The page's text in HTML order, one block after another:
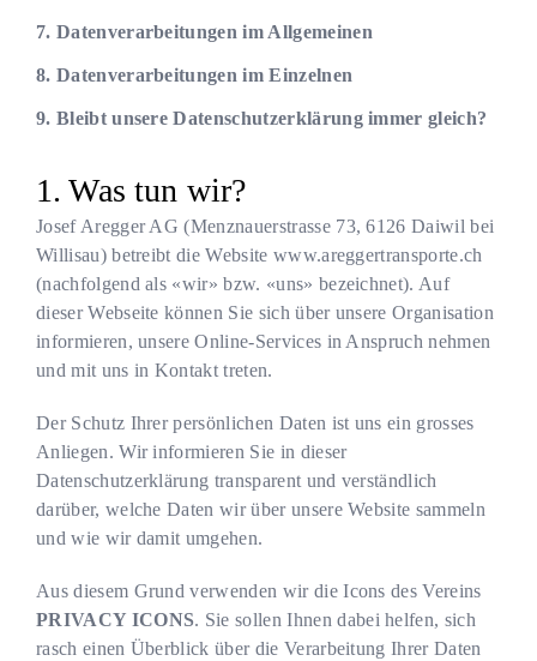
7. Datenverarbeitungen im Allgemeinen
8. Datenverarbeitungen im Einzelnen
9. Bleibt unsere Datenschutzerklärung immer gleich?
Was tun wir?
Josef Aregger AG (Menznauerstrasse 73,6126 Daiwil bei
Willisau) betreibt die Website www.areggertransporte.ch
(nachfolgend als «wir» bzw. «uns» bezeichnet). Auf
dieser Webseite können Sie sich über unsere Organisation
informieren, unsere Online-Services in Anspruch nehmen
und mit uns in Kontakt treten.
Der Schutz Ihrer persönlichen Daten ist uns ein grosses
Anliegen. Wir informieren Sie in dieser
Datenschutzerklärung transparent und verständlich
darüber, welche Daten wir über unsere Website sammeln
und wie wir damit umgehen.
Aus diesem Grund verwenden wir die Icons des Vereins
PRIVACY ICONS. Sie sollen Ihnen dabei helfen, sich
rasch einen Überblick über die Verarbeitung Ihrer Daten